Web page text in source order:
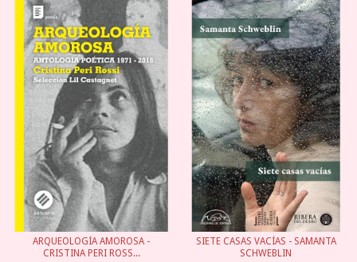
ARQUEOLOGÍA AMOROSA -
CRISTINA PERI ROSS...
SIETE CASAS VACÍAS - SAMANTA
SCHWEBLIN